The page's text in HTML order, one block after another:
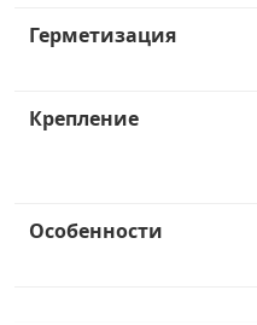
Герметизация
Крепление
Особенности